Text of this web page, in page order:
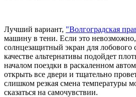
Лучший вариант, "Волгоградская
машину в тени. Если это невозможно,
солнцезащитный экран для
качестве альтернативы подойдет
началом поездки в раскаленном
открыть все двери и тщательно
слишком резкая смена температуры
сказаться на самочувствии.